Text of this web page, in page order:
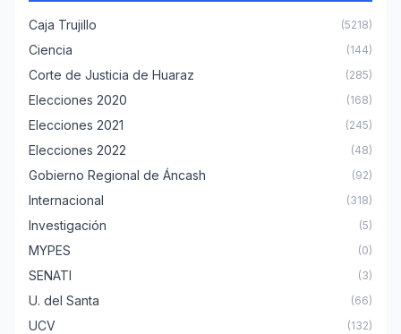
Caja Trujillo (5218)
Ciencia (144)
Corte de Justicia de Huaraz (285)
Elecciones 2020 (168)
Elecciones 2021 (245)
Elecciones 2022 (48)
Gobierno Regional de Áncash (92)
Internacional (318)
Investigación (5)
MYPES (0)
SENATI (3)
U. del Santa (66)
UCV (132)